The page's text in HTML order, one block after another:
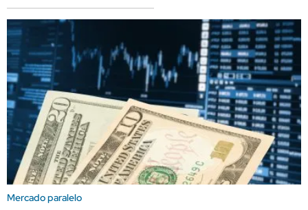
Mercado paralelo